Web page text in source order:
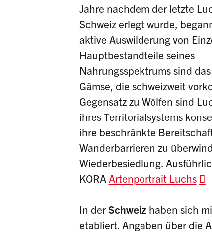
Jahre nachdem der letzte
Schweiz erlegt wurde,
aktive Auswilderung von
Hauptbestandteile seines
Nahrungsspektrums sind
Gämse, die schweizweit
Gegensatz zu Wölfen sind
ihres Territorialsystems
ihre beschränkte
Wanderbarrieren zu
Wiederbesiedlung.
KORA Artenportrait Luchs
In derSchweiz haben sich
etabliert. Angaben über die